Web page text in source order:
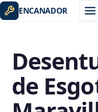
ENCANADOR
de